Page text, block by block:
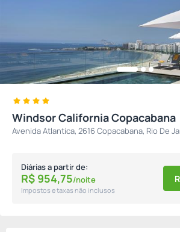
Windsor California Copacabana
Avenida Atlantica, 2616 Copacabana, Rio De
Diárias a partir de:
R$ 954,75/noite
Impostos e taxas não inclusos